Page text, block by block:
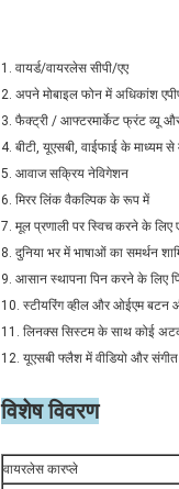
1. वायर्ड/वायरलेस सीपी/एए
2. अपने मोबाइल फोन में अधिकांश
3. फैक्ट्री / आफ्टरमार्केट फ्रंट व्यू
4. बीटी, यूएसबी, वाईफाई के माध्यम
5. आवाज सक्रिय नेविगेशन
6. मिरर लिंक वैकल्पिक के रूप में
7. मूल प्रणाली पर स्विच करने के
8. दुनिया भर में भाषाओं का समर्थन
9. आसान स्थापना पिन करने के लिए
10. स्टीयरिंग व्हील और ओईएम
11. लिनक्स सिस्टम के साथ कोई
12. यूएसबी फ्लैश में वीडियो और
विशेष विवरण
वायरलेस कारप्ले